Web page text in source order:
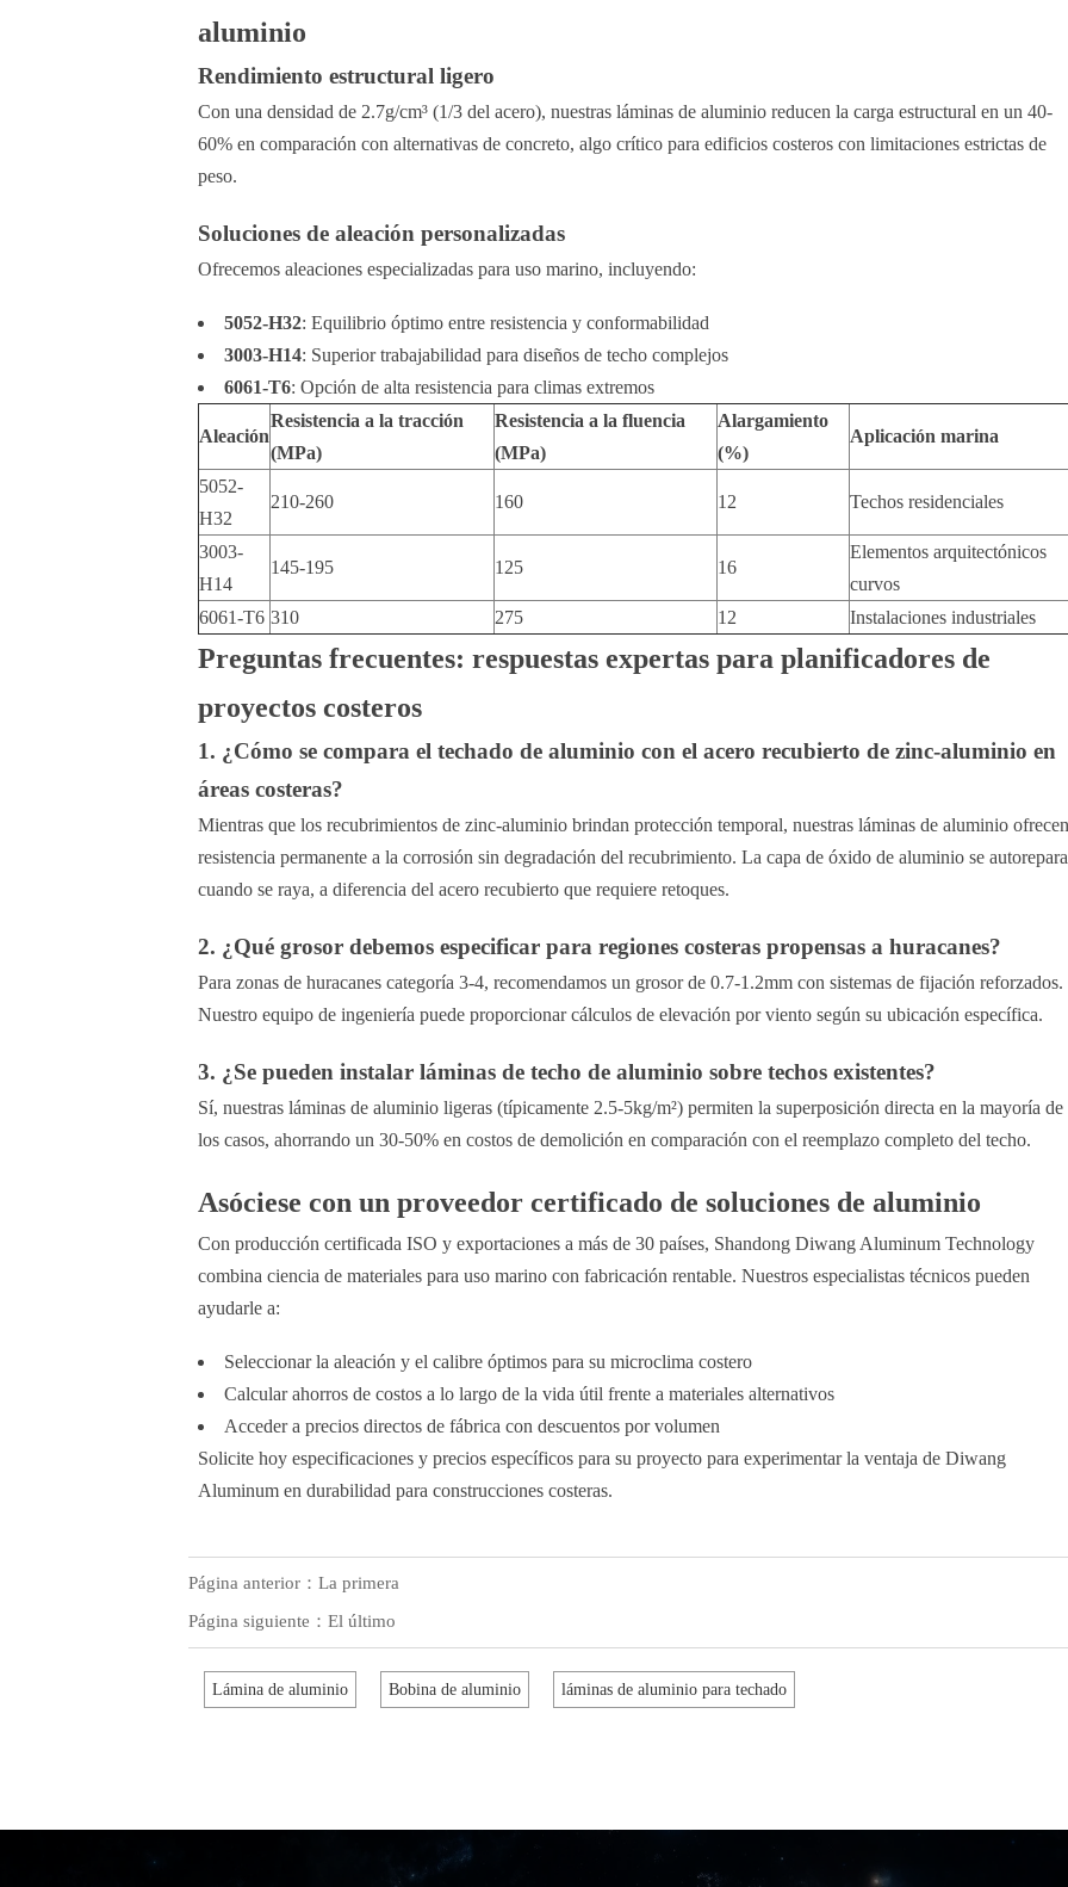
aluminio
Rendimiento estructural ligero
Con una densidad de 2.7g/cm³ (1/3 del acero), nuestras láminas de aluminio reducen la carga estructural en un 40-
60% en comparación con alternativas de concreto, algo crítico para edificios costeros con limitaciones estrictas de
peso.
Soluciones de aleación personalizadas
Ofrecemos aleaciones especializadas para uso marino, incluyendo:
5052-H32: Equilibrio óptimo entre resistencia y conformabilidad
3003-H14: Superior trabajabilidad para diseños de techo complejos
6061-T6: Opción de alta resistencia para climas extremos
Aleación
Resistencia a la tracción
(MPa)
Resistencia a la fluencia
(MPa)
Alargamiento
(%)
Aplicación marina
5052-
H32
210-260 160 12 Techos residenciales
3003-
H14
145-195 125 16
Elementos arquitectónicos
curvos
6061-T6 310 275 12 Instalaciones industriales
Preguntas frecuentes: respuestas expertas para planificadores de
proyectos costeros
1. ¿Cómo se compara el techado de aluminio con el acero recubierto de zinc-aluminio en
áreas costeras?
Mientras que los recubrimientos de zinc-aluminio brindan protección temporal, nuestras láminas de aluminio ofrecen
resistencia permanente a la corrosión sin degradación del recubrimiento. La capa de óxido de aluminio se autorepara
cuando se raya, a diferencia del acero recubierto que requiere retoques.
2. ¿Qué grosor debemos especificar para regiones costeras propensas a huracanes?
Para zonas de huracanes categoría 3-4, recomendamos un grosor de 0.7-1.2mm con sistemas de fijación reforzados.
Nuestro equipo de ingeniería puede proporcionar cálculos de elevación por viento según su ubicación específica.
3. ¿Se pueden instalar láminas de techo de aluminio sobre techos existentes?
Sí, nuestras láminas de aluminio ligeras (típicamente 2.5-5kg/m²) permiten la superposición directa en la mayoría de
los casos, ahorrando un 30-50% en costos de demolición en comparación con el reemplazo completo del techo.
Asóciese con un proveedor certificado de soluciones de aluminio
Con producción certificada ISO y exportaciones a más de 30 países, Shandong Diwang Aluminum Technology
combina ciencia de materiales para uso marino con fabricación rentable. Nuestros especialistas técnicos pueden
ayudarle a:
Seleccionar la aleación y el calibre óptimos para su microclima costero
Calcular ahorros de costos a lo largo de la vida útil frente a materiales alternativos
Acceder a precios directos de fábrica con descuentos por volumen
Solicite hoy especificaciones y precios específicos para su proyecto para experimentar la ventaja de Diwang
Aluminum en durabilidad para construcciones costeras.
Página anterior：La primera
Página siguiente：El último
Lámina de aluminio Bobina de aluminio láminas de aluminio para techado